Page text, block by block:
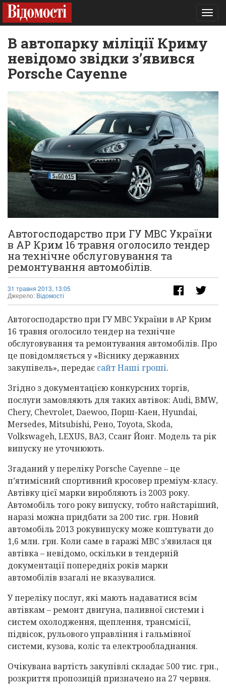
В автопарку міліції Криму
невідомо звідки з’явився
Porsche Cayenne
Автогосподарство при ГУ МВС України
в АР Крим 16 травня оголосило тендер
на технічне обслуговування та
ремонтування автомобілів.
31 травня 2013, 13:05
Джерело: Відомості
Автогосподарство при ГУ МВС України в АР Крим
16 травня оголосило тендер на технічне
обслуговування та ремонтування автомобілів. Про
це повідомляється у «Віснику державних
закупівель», передає сайт Наші гроші.
Згідно з документацією конкурсних торгів,
послуги замовляють для таких автівок: Audi, BMW,
Chery, Chevrolet, Daewoo, Порш-Каен, Hyundai,
Mersedes, Mitsubishi, Рено, Toyota, Skoda,
Volkswageh, LEXUS, ВАЗ, Ссанг Йонг. Модель та рік
випуску не уточнюють.
Згаданий у переліку Porsche Cayenne – це
п’ятимісний спортивний кросовер преміум-класу.
Автівку цієї марки виробляють із 2003 року.
Автомобіль того року випуску, тобто найстаріший,
наразі можна придбати за 200 тис. грн. Новий
автомобіль 2013 рокувипуску може коштувати до
1,6 млн. грн. Коли саме в гаражі МВС з’явилася ця
автівка – невідомо, оскільки в тендерній
документації попередніх років марки
автомобілів взагалі не вказувалися.
У переліку послуг, які мають надаватися всім
автівкам – ремонт двигуна, паливної системи і
систем охолодження, щеплення, трансмісії,
підвісок, рульового управління і гальмівної
системи, кузова, коліс та електрообладнання.
Очікувана вартість закупівлі складає 500 тис. грн.,
розкриття пропозицій призначено на 27 червня.